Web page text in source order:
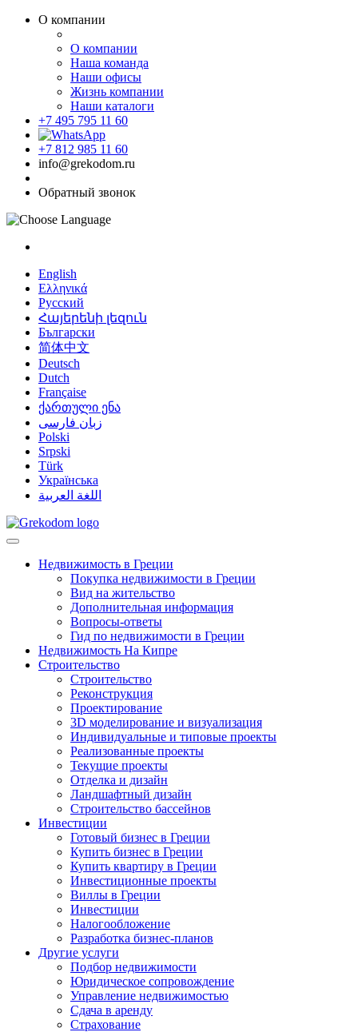
О компании
О компании
Наша команда
Наши офисы
Жизнь компании
Наши каталоги
+7 495 795 11 60
+7 812 985 11 60
info@grekodom.ru
Обратный звонок
English
Ελληνικά
Русский
Հայերենի լեզուն
Български
简体中文
Deutsch
Dutch
Française
ქართული ენა
زبان فارسی
Polski
Srpski
Türk
Українська
اللغة العربية
Недвижимость в Греции
Покупка недвижимости в Греции
Вид на жительство
Дополнительная информация
Вопросы-ответы
Гид по недвижимости в Греции
Недвижимость На Кипре
Строительство
Строительство
Реконструкция
Проектирование
3D моделирование и визуализация
Индивидуальные и типовые проекты
Реализованные проекты
Текущие проекты
Отделка и дизайн
Ландшафтный дизайн
Строительство бассейнов
Инвестиции
Готовый бизнес в Греции
Купить бизнес в Греции
Купить квартиру в Греции
Инвестиционные проекты
Виллы в Греции
Инвестиции
Налогообложение
Разработка бизнес-планов
Другие услуги
Подбор недвижимости
Юридическое сопровождение
Управление недвижимостью
Сдача в аренду
Страхование